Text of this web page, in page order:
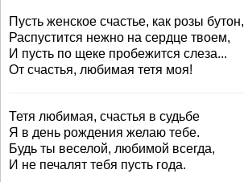
Пусть женское счастье, как розы бутон,
Распустится нежно на сердце твоем,
И пусть по щеке пробежится слеза...
От счастья, любимая тетя моя!
Тетя любимая, счастья в судьбе
Я в день рождения желаю тебе.
Будь ты веселой, любимой всегда,
И не печалят тебя пусть года.